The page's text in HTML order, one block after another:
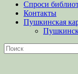
Спроси
Контакты
Пушкинская
Поиск
Найти: